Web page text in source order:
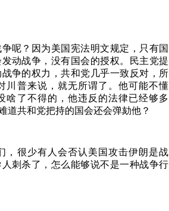
呢？因为美国宪法明文规定，只有国
动战争，没有国会的授权。民主党提
争的权力，共和党几乎一致反对，所
川普来说，就无所谓了。他可能不懂
啥了不得的，他违反的法律已经够多
道共和党把持的国会还会弹劾他？
，很少有人会否认美国攻击伊朗是战
刺杀了，怎么能够说不是一种战争行